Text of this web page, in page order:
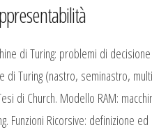
di Turing: problemi di
di Turing (nastro, seminastro,
di Church. Modello RAM:
Funzioni Ricorsive: